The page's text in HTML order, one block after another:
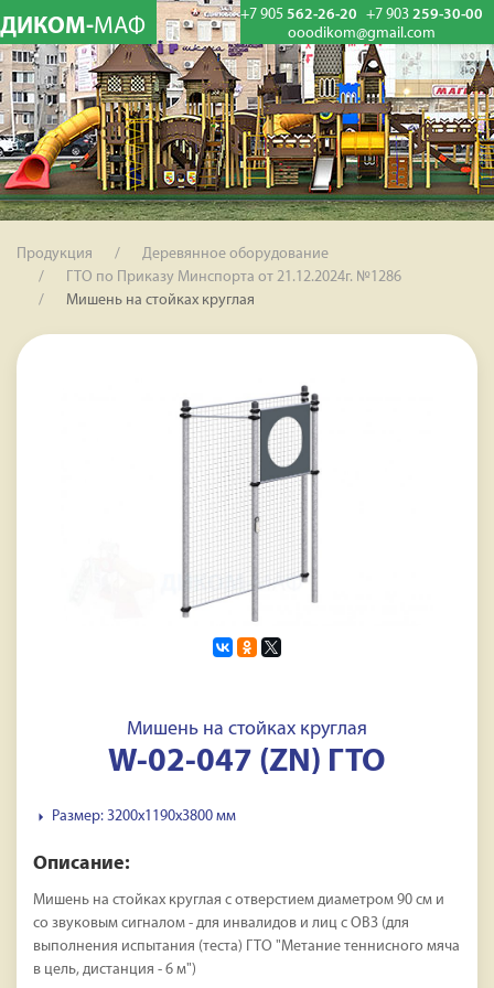
ДИКОМ-МАФ +7 905 562-26-20 +7 903 259-30-00
ooodikom@gmail.com
Продукция
Деревянное оборудование
ГТО по Приказу Минспорта от 21.12.2024г. №1286
Мишень на стойкаx круглая
Мишень на стойкаx круглая
W-02-047 (ZN) ГТО
Размер: 3200x1190x3800 мм
Описание:
Мишень на стойкаx круглая с отверстием диаметром 90 см и
со звуковым сигналом - для инвалидов и лиц с ОВЗ (для
выполнения испытания (теста) ГТО "Метание теннисного мяча
в цель, дистанция - 6 м")